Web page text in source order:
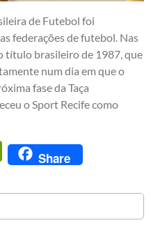
de Futebol foi
federações de futebol. Nas
título brasileiro de 1987, que
num dia em que o
fase da Taça
o Sport Recife como
PrintFriendly
Share